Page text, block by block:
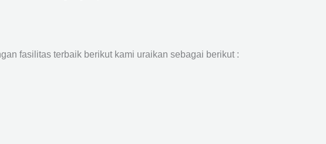
fasilitas terbaik berikut kami uraikan sebagai berikut :